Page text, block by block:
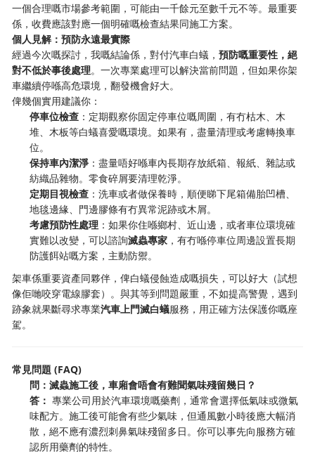
一個合理嘅市場參考範圍，可能由一千餘元至數千元不等。最重要
係，收費應該對應一個明確嘅檢查結果同施工方案。
個人見解：預防永遠最實際
經過今次嘅探討，我嘅結論係，對付汽車白蟻，預防嘅重要性，絕
對不低於事後處理。一次專業處理可以解決當前問題，但如果你架
車繼續停喺高危環境，翻發機會好大。
俾幾個實用建議你：
停車位檢查 ：定期觀察你固定停車位嘅周圍，有冇枯木、木
堆、木板等白蟻喜愛嘅環境。如果有，盡量清理或考慮轉換車
位。
保持車內潔淨 ：盡量唔好喺車內長期存放紙箱、報紙、雜誌或
紡織品雜物。零食碎屑要清理乾淨。
定期目視檢查 ：洗車或者做保養時，順便睇下尾箱備胎凹槽、
地毯邊緣、門邊膠條有冇異常泥跡或木屑。
考慮預防性處理 ：如果你住喺鄉村、近山邊，或者車位環境確
實難以改變，可以諮詢滅蟲專家 ，有冇喺停車位周邊設置長期
防護餌站嘅方案，主動防禦。
架車係重要資產同夥伴，俾白蟻侵蝕造成嘅損失，可以好大（試想
像佢哋咬穿電線膠套）。與其等到問題嚴重，不如提高警覺，遇到
跡象就果斷尋求專業汽車上門滅白蟻服務，用正確方法保護你嘅座
駕。
常見問題 (FAQ)
問：滅蟲施工後，車廂會唔會有難聞氣味殘留幾日？
答： ​ 專業公司用於汽車環境嘅藥劑，通常會選擇低氣味或微氣
味配方。施工後可能會有些少氣味，但通風數小時後應大幅消
散，絕不應有濃烈刺鼻氣味殘留多日。你可以事先向服務方確
認所用藥劑的特性。